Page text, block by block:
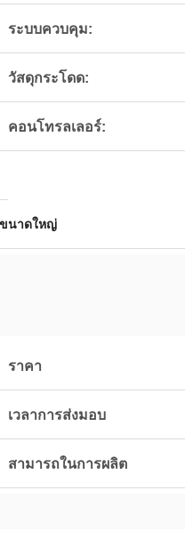
ระบบควบคุม:
วัสดุกระโดด:
คอนโทรลเลอร์:
ขนาดใหญ่
ราคา
เวลาการส่งมอบ
สามารถในการผลิต